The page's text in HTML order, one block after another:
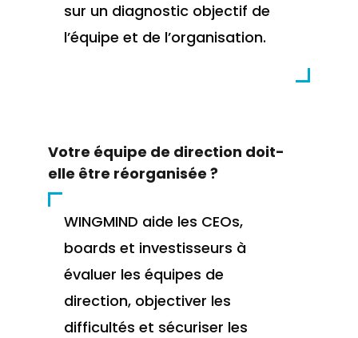
sur un diagnostic objectif de
l’équipe et de l’organisation.
Votre équipe de direction doit-
elle être réorganisée ?
WINGMIND aide les CEOs,
boards et investisseurs à
évaluer les équipes de
direction, objectiver les
difficultés et sécuriser les